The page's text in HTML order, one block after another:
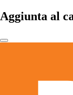
Aggiunta al